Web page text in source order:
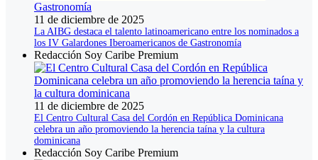
11 de diciembre de 2025
La AIBG destaca el talento latinoamericano entre los nominados a
los IV Galardones Iberoamericanos de Gastronomía
Redacción Soy Caribe Premium
11 de diciembre de 2025
El Centro Cultural Casa del Cordón en República Dominicana
celebra un año promoviendo la herencia taína y la cultura
dominicana
Redacción Soy Caribe Premium